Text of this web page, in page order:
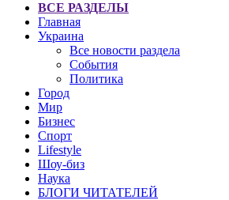
ВСЕ РАЗДЕЛЫ
Главная
Украина
Все новости раздела
События
Политика
Город
Мир
Бизнес
Спорт
Lifestyle
Шоу-биз
Наука
БЛОГИ ЧИТАТЕЛЕЙ